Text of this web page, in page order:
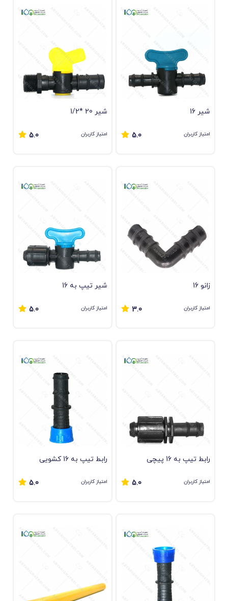
شیر 16
امتیاز کاربران 5.0
شیر 20 *1/2
امتیاز کاربران 5.0
زانو 16
امتیاز کاربران 3.0
شیر تیپ به 16
امتیاز کاربران 5.0
رابط تیپ به 16 پیچی
امتیاز کاربران 5.0
رابط تیپ به 16 کشویی
امتیاز کاربران 5.0